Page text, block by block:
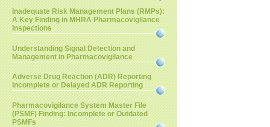
Inadequate Risk Management Plans (RMPs):
A Key Finding in MHRA Pharmacovigilance
Inspections
Understanding Signal Detection and
Management in Pharmacovigilance
Adverse Drug Reaction (ADR) Reporting
Incomplete or Delayed ADR Reporting
Pharmacovigilance System Master File
(PSMF) Finding: Incomplete or Outdated
PSMFs